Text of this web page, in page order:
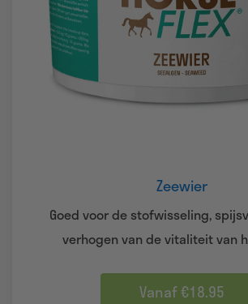
Zeewier
Goed voor de stofwisseling,
verhogen van de vitaliteit van
Vanaf €18.95